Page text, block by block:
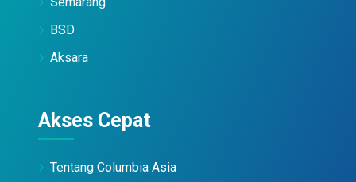
BSD
Aksara
Akses Cepat
Tentang Columbia Asia